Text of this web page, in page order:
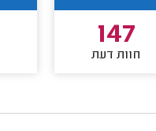
147
חוות דעת